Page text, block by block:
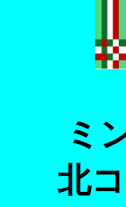
ミ
北